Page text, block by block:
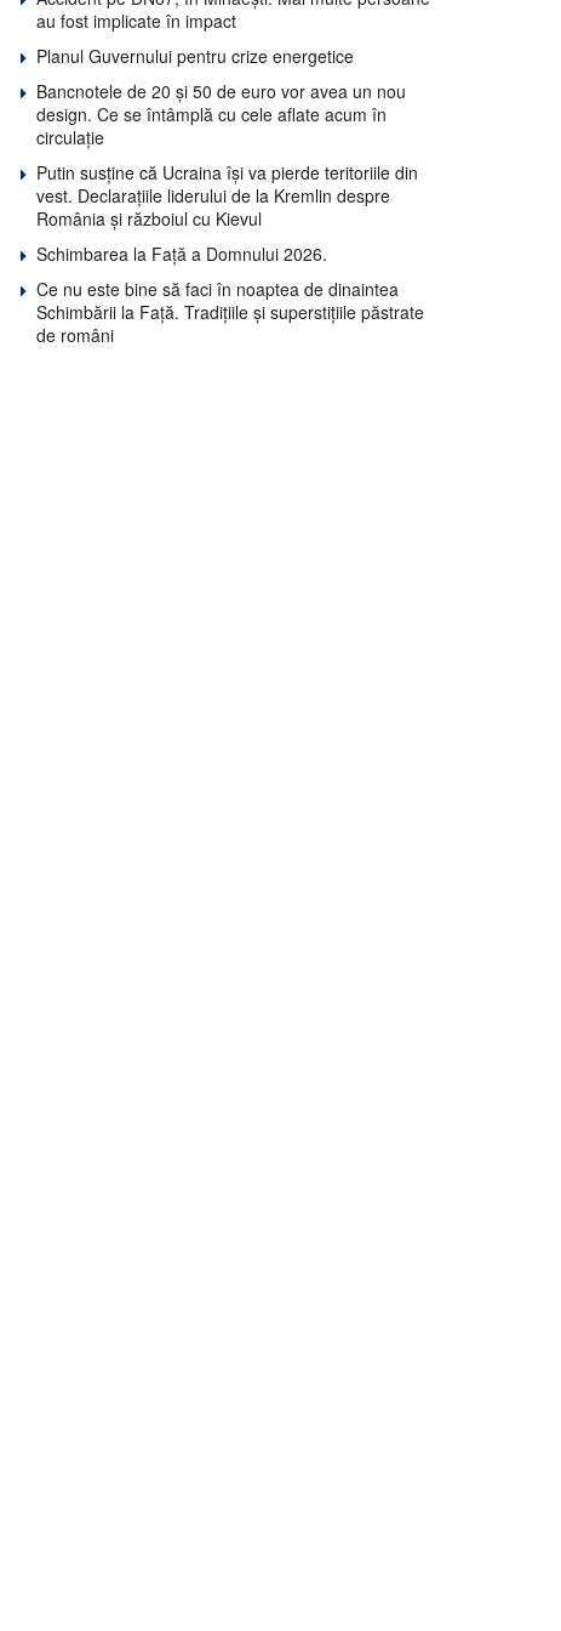
au fost implicate în impact
Planul Guvernului pentru crize energetice
Bancnotele de 20 și 50 de euro vor avea un nou
design. Ce se întâmplă cu cele aflate acum în
circulație
Putin susține că Ucraina își va pierde teritoriile din
vest. Declarațiile liderului de la Kremlin despre
România și războiul cu Kievul
Schimbarea la Față a Domnului 2026.
Ce nu este bine să faci în noaptea de dinaintea
Schimbării la Față. Tradițiile și superstițiile păstrate
de români